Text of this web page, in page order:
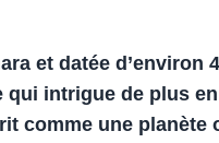
et datée d’environ
qui intrigue de plus
comme une